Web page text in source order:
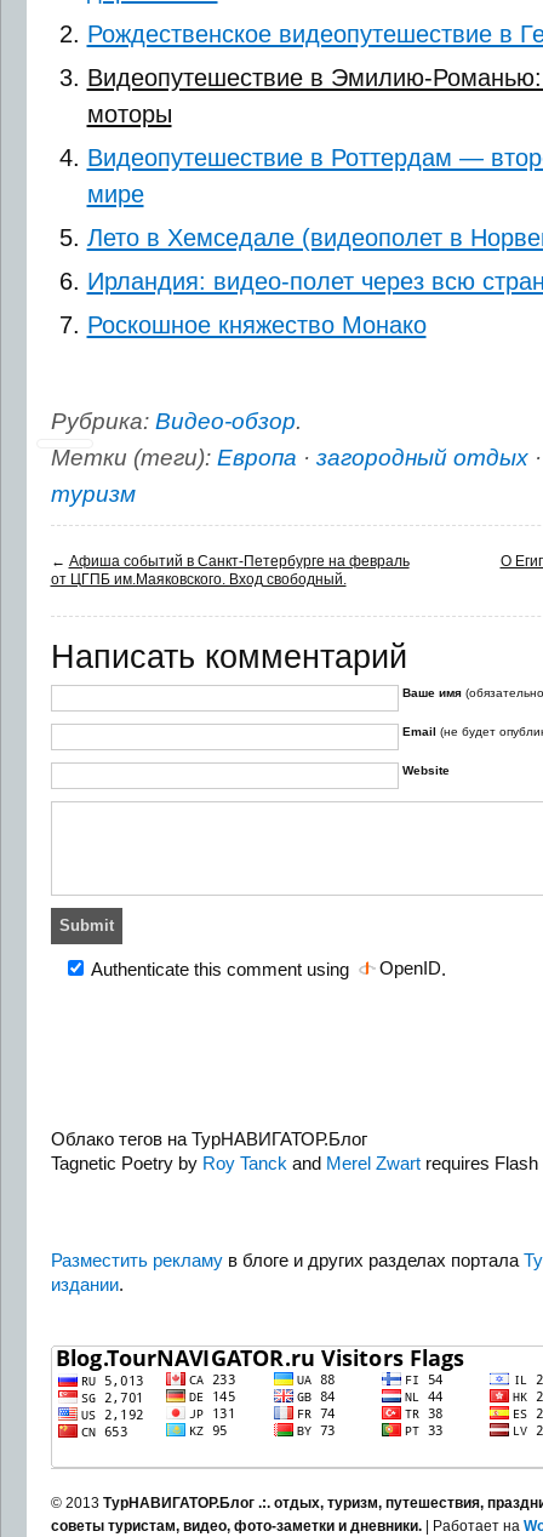
Рождественское видеопутешествие в
Видеопутешествие в Эмилию-Романью:
моторы
Видеопутешествие в Роттердам —
мире
Лето в Хемседале (видеополет в
Ирландия: видео-полет через всю
Роскошное княжество Монако
Рубрика: Видео-обзор.
Метки (теги): Европа · загородный отдых
туризм
← Афиша событий в Санкт-Петербурге на февраль
от ЦГПБ им.Маяковского. Вход свободный.
О
Написать комментарий
Ваше имя
Email (не будет
Website
Authenticate this comment using OpenID.
Облако тегов на ТурНАВИГАТОР.Блог
Tagnetic Poetry by Roy Tanck and Merel Zwartrequires Flash
Разместить рекламув блоге и других разделах портала
издании.
© 2013 ТурНАВИГАТОР.Блог .:. отдых, туризм, путешествия,
советы туристам, видео, фото-заметки и дневники.| Работает на